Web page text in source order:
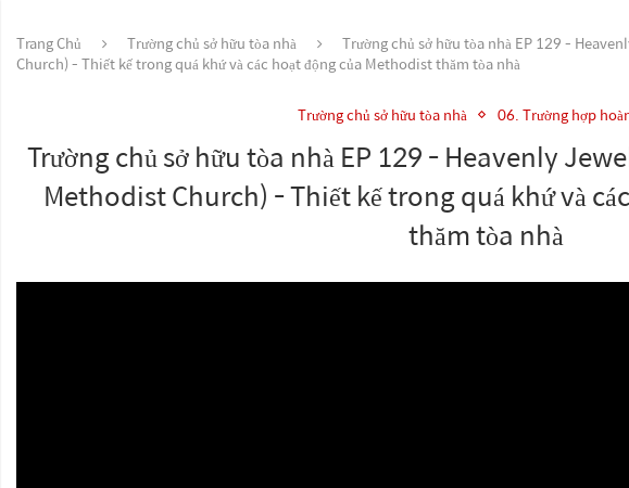
Trang Chủ Trường chủ sở hữu tòa nhà
Trường chủ sở hữu tòa nhà EP 129 -
Church) - Thiết kế trong quá khứ và các hoạt động của Methodist thăm tòa nhà
Trường chủ sở hữu tòa nhà 06. Trường hợp
Trường chủ sở hữu tòa nhà EP 129 - Heavenly
Methodist Church) - Thiết kế trong quá khứ và
thăm tòa nhà